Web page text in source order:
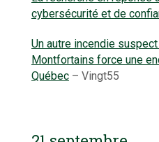
cybersécurité et de
Un autre incendie
Montfortains force une
Québec – Vingt55